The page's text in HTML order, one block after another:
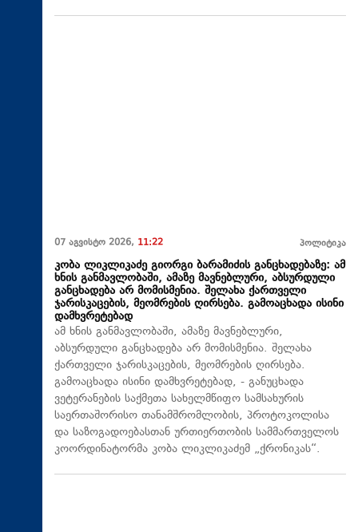
07 აგვისტო 2026, 11:22 პოლიტიკა
კობა ლიკლიკაძე გიორგი ბარამიძის განცხადებაზე: ამ
ხნის განმავლობაში, ამაზე მავნებლური, აბსურდული
განცხადება არ მომისმენია. შელახა ქართველი
ჯარისკაცების, მეომრების ღირსება. გამოაცხადა ისინი
დამხვრეტებად
ამ ხნის განმავლობაში, ამაზე მავნებლური,
აბსურდული განცხადება არ მომისმენია. შელახა
ქართველი ჯარისკაცების, მეომრების ღირსება.
გამოაცხადა ისინი დამხვრეტებად, - განუცხადა
ვეტერანების საქმეთა სახელმწიფო სამსახურის
საერთაშორისო თანამშრომლობის, პროტოკოლისა
და საზოგადოებასთან ურთიერთობის სამმართველოს
კოორდინატორმა კობა ლიკლიკაძემ „ქრონიკას“.